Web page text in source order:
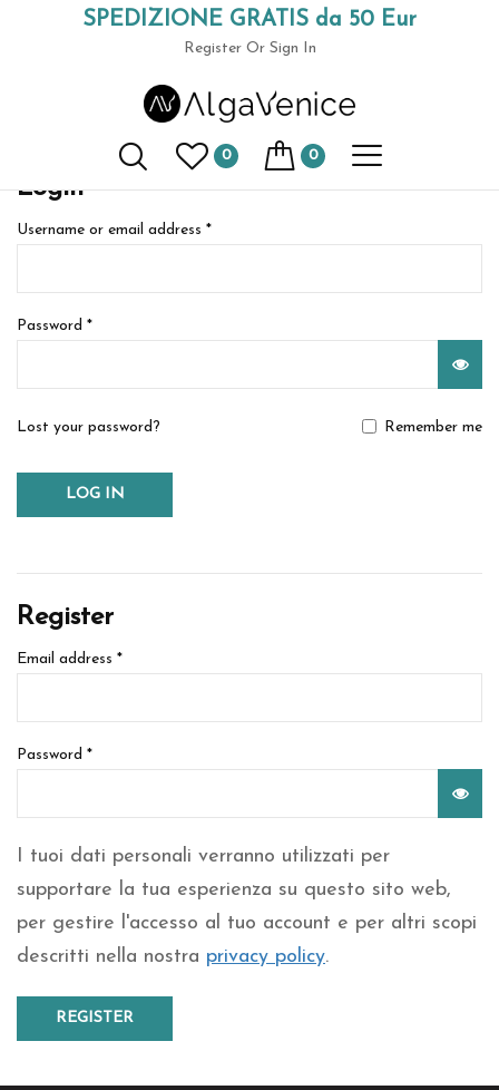
SPEDIZIONE GRATIS da 50 Eur
Register Or Sign In
(+39) 049 9789591
0 0
My Account
My Account
Login
Username or email address *
Password *
Remember me
LOG IN
Lost your password?
Register
Email address *
Password *
I tuoi dati personali verranno utilizzati per
supportare la tua esperienza su questo sito web,
per gestire l'accesso al tuo account e per altri scopi
descritti nella nostra privacy policy.
REGISTER